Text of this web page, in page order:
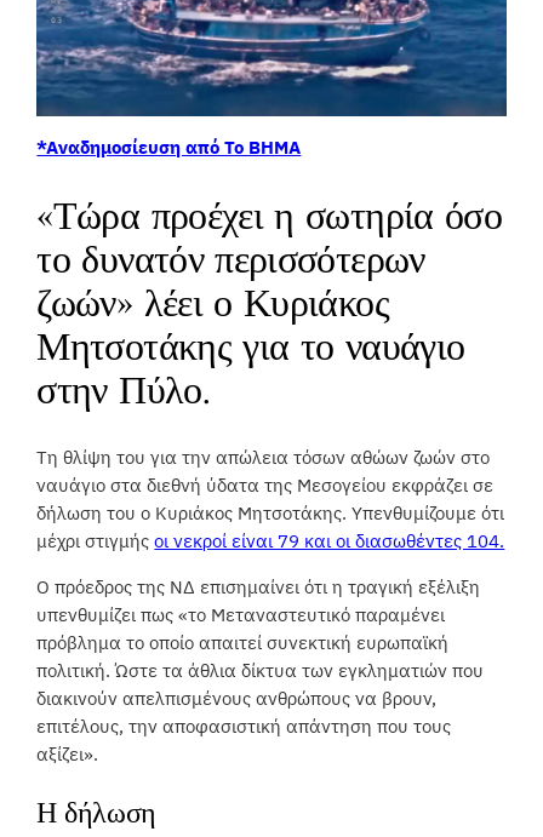
*Αναδημοσίευση από To BHMA
«Τώρα προέχει η σωτηρία όσο
το δυνατόν περισσότερων
ζωών» λέει ο Κυριάκος
Μητσοτάκης για το ναυάγιο
στην Πύλο.
Τη θλίψη του για την απώλεια τόσων αθώων ζωών στο
ναυάγιο στα διεθνή ύδατα της Μεσογείου εκφράζει σε
δήλωση του ο Κυριάκος Μητσοτάκης. Υπενθυμίζουμε ότι
μέχρι στιγμήςοι νεκροί είναι 79 και οι διασωθέντες 104.
Ο πρόεδρος της ΝΔ επισημαίνει ότι η τραγική εξέλιξη
υπενθυμίζει πως «το Μεταναστευτικό παραμένει
πρόβλημα το οποίο απαιτεί συνεκτική ευρωπαϊκή
πολιτική. Ώστε τα άθλια δίκτυα των εγκληματιών που
διακινούν απελπισμένους ανθρώπους να βρουν,
επιτέλους, την αποφασιστική απάντηση που τους
αξίζει».
Η δήλωση